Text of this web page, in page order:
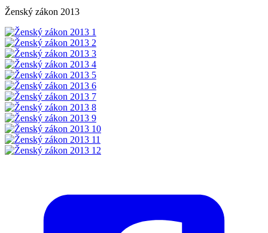
Ženský zákon 2013